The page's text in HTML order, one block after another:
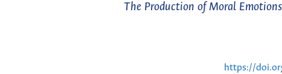
The Production of Moral
https://